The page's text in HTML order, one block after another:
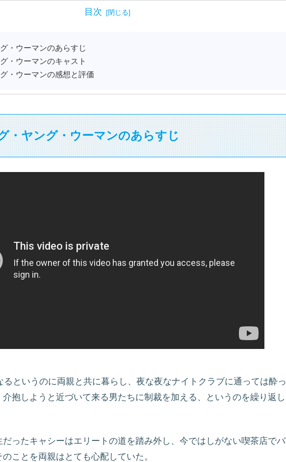
目次
・ウーマンのあらすじ
・ウーマンのキャスト
・ウーマンの感想と評価
・ヤング・ウーマンのあらすじ
るというのに両親と共に暮らし、夜な夜なナイトクラブに通っては酔っ
抱しようと近づいて来る男たちに制裁を加える、というのを繰り返し
ったキャシーはエリートの道を踏み外し、今ではしがない喫茶店でバ
ことを両親はとても心配していた。